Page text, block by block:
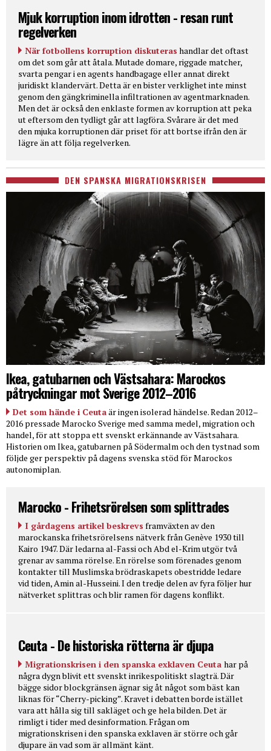
Mjuk korruption inom idrotten - resan runt
regelverken
När fotbollens korruption diskuteras handlar det oftast
om det som går att åtala. Mutade domare, riggade matcher,
svarta pengar i en agents handbagage eller annat direkt
juridiskt klandervärt. Detta är en bister verklighet inte minst
genom den gängkriminella infiltrationen av agentmarknaden.
Men det är också den enklaste formen av korruption att peka
ut eftersom den tydligt går att lagföra. Svårare är det med
den mjuka korruptionen där priset för att bortse ifrån den är
lägre än att följa regelverken.
DEN SPANSKA MIGRATIONSKRISEN
Ikea, gatubarnen och Västsahara: Marockos
påtryckningar mot Sverige 2012–2016
Det som hände i Ceutaär ingen isolerad händelse. Redan 2012–
2016 pressade Marocko Sverige med samma medel, migration och
handel, för att stoppa ett svenskt erkännande av Västsahara.
Historien om Ikea, gatubarnen på Södermalm och den tystnad som
följde ger perspektiv på dagens svenska stöd för Marockos
autonomiplan.
Marocko - Frihetsrörelsen som splittrades
I gårdagens artikel beskrevs framväxten av den
marockanska frihetsrörelsens nätverk från Genève 1930 till
Kairo 1947. Där ledarna al-Fassi och Abd el-Krim utgör två
grenar av samma rörelse. En rörelse som förenades genom
kontakter till Muslimska brödraskapets obestridde ledare
vid tiden, Amin al-Husseini. I den tredje delen av fyra följer hur
nätverket splittras och blir ramen för dagens konflikt.
Ceuta - De historiska rötterna är djupa
Migrationskrisen i den spanska exklaven Ceuta har på
några dygn blivit ett svenskt inrikespolitiskt slagträ. Där
bägge sidor blockgränsen ägnar sig åt något som bäst kan
liknas för “Cherry-picking”. Kravet i debatten borde istället
vara att hålla sig till sakläget och ge hela bilden. Det är
rimligt i tider med desinformation. Frågan om
migrationskrisen i den spanska exklaven är större och går
djupare än vad som är allmänt känt.